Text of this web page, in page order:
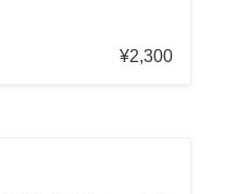
¥2,300